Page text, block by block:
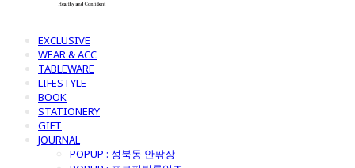
EXCLUSIVE
WEAR & ACC
TABLEWARE
LIFESTYLE
BOOK
STATIONERY
GIFT
JOURNAL
POPUP : 성북동 안팎장